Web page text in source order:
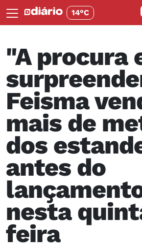
14°C
"A procura
Feisma
mais de
dos
antes do
nesta
feira